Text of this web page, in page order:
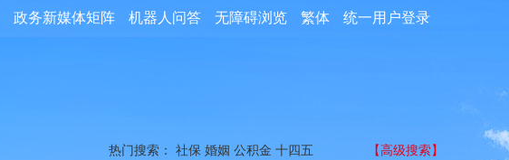
统一用户登录
繁体
无障碍浏览
机器人问答
政务新媒体矩阵
热门搜索： 社保 婚姻 公积金 十四五 【高级搜索】